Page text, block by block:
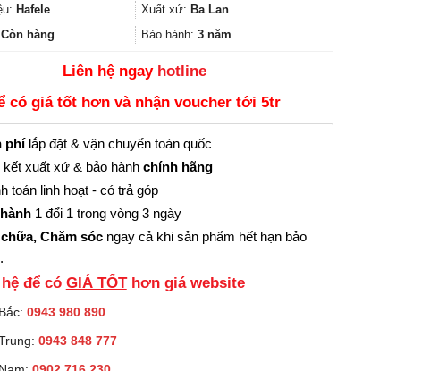
13.990.000₫.là:
10.492.000₫.
Hafele Xuất xứ: Ba Lan
Còn hàng Bảo hành: 3 năm
Liên hệ ngay hotline
có giá tốt hơn và nhận voucher tới 5tr
phílắp đặt & vận chuyển toàn quốc
kết xuất xứ & bảo hành chính hãng
toán linh hoạt - có trả góp
1 đổi 1 trong vòng 3 ngày
Chăm sóc ngay cả khi sản phẩm hết hạn bảo
để có GIÁ TỐThơn giá website
0943 980 890
0943 848 777